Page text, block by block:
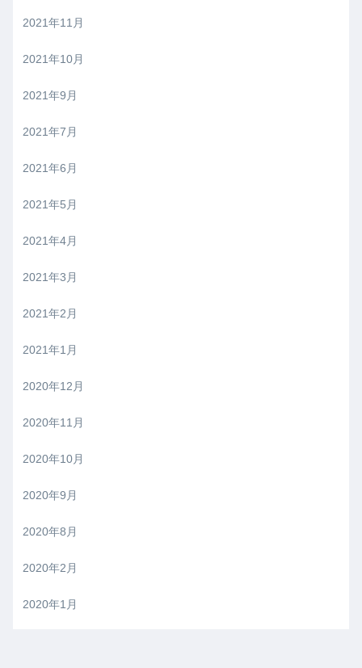
2021年11月
2021年10月
2021年9月
2021年7月
2021年6月
2021年5月
2021年4月
2021年3月
2021年2月
2021年1月
2020年12月
2020年11月
2020年10月
2020年9月
2020年8月
2020年2月
2020年1月